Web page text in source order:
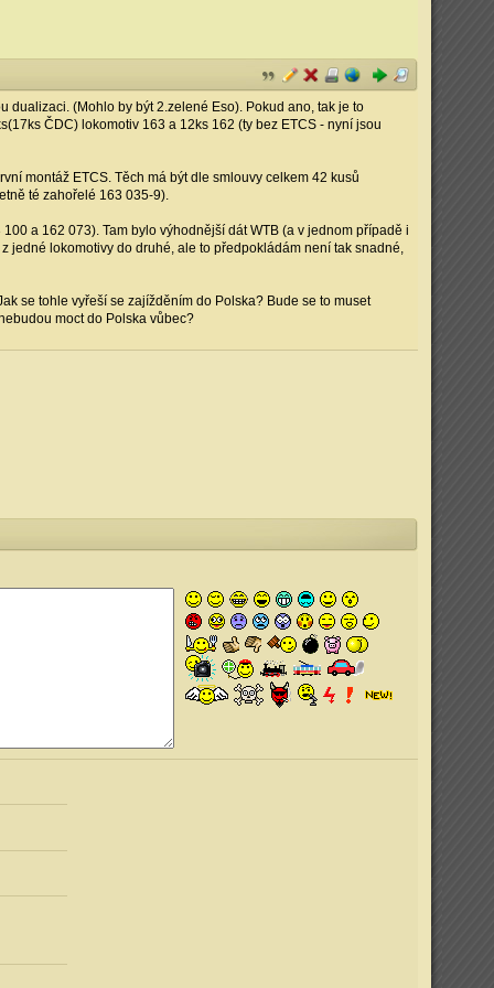
dualizaci. (Mohlo by být 2.zelené Eso). Pokud ano, tak je to
ČDC) lokomotiv 163 a 12ks 162 (ty bez ETCS - nyní jsou
montáž ETCS. Těch má být dle smlouvy celkem 42 kusů
té zahořelé 163 035-9).
a 162 073). Tam bylo výhodnější dát WTB (a v jednom případě i
jedné lokomotivy do druhé, ale to předpokládám není tak snadné,
se tohle vyřeší se zajížděním do Polska? Bude se to muset
moct do Polska vůbec?